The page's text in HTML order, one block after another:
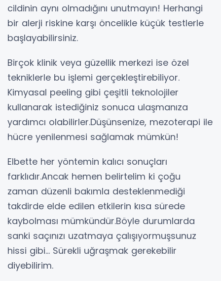
cildinin aynı olmadığını unutmayın! Herhangi
bir alerji riskine karşı öncelikle küçük testlerle
başlayabilirsiniz.
Birçok klinik veya güzellik merkezi ise özel
tekniklerle bu işlemi gerçekleştirebiliyor.
Kimyasal peeling gibi çeşitli teknolojiler
kullanarak istediğiniz sonuca ulaşmanıza
yardımcı olabilirler.Düşünsenize, mezoterapi ile
hücre yenilenmesi sağlamak mümkün!
Elbette her yöntemin kalıcı sonuçları
farklıdır.Ancak hemen belirtelim ki çoğu
zaman düzenli bakımla desteklenmediği
takdirde elde edilen etkilerin kısa sürede
kaybolması mümkündür.Böyle durumlarda
sanki saçınızı uzatmaya çalışıyormuşsunuz
hissi gibi… Sürekli uğraşmak gerekebilir
diyebilirim.